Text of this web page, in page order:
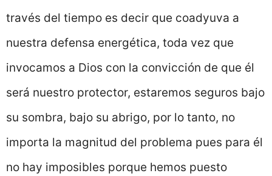
través del tiempo es decir que coadyuva a
nuestra defensa energética, toda vez que
invocamos a Dios con la convicción de que él
será nuestro protector, estaremos seguros bajo
su sombra, bajo su abrigo, por lo tanto, no
importa la magnitud del problema pues para él
no hay imposibles porque hemos puesto